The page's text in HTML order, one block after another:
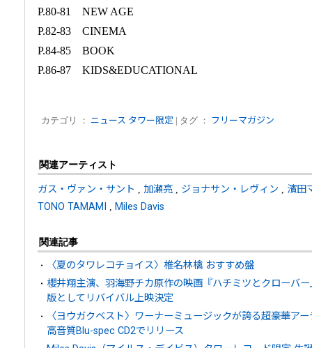
P.80-81 NEW AGE
P.82-83 CINEMA
P.84-85 BOOK
P.86-87 KIDS&EDUCATIONAL
カテゴリ ： ニュース タワー限定 | タグ ： フリーマガジン
関連アーティスト
ガス・ヴァン・サント , 加瀬亮 , ジョナサン・レヴィン , 濱田
TONO TAMAMI
, Miles Davis
関連記事
〈夏のタワレコチョイス〉椎名林檎 おすすめ盤
櫻井翔主演、羽海野チカ原作の映画『ハチミツとクローバ
版としてリバイバル上映決定
〈ヨウガクベスト〉ワーナーミュージックが誇る超豪華ア
高音質Blu-spec CD2でリリース